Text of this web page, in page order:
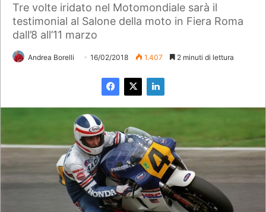
Tre volte iridato nel Motomondiale sarà il
testimonial al Salone della moto in Fiera Roma
dall’8 all’11 marzo
Andrea Borelli 16/02/2018 1.407 2 minuti di lettura